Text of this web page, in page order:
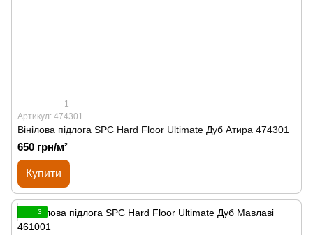
1
Артикул: 474301
Вінілова підлога SPС Hard Floor Ultimate Дуб Атира 474301
650 грн/м²
Купити
3